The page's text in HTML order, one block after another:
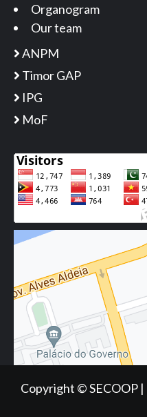
Organogram
Our team
ANPM
Timor GAP
IPG
MoF
Copyright © SECOOP |